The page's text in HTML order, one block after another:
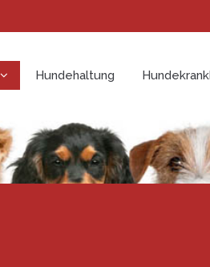
Hundehaltung